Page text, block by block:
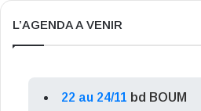
L’AGENDA A VENIR
22 au 24/11 bd BOUM